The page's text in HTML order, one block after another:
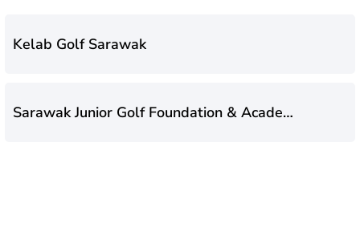
Kelab Golf Sarawak
Sarawak Junior Golf Foundation & Academy